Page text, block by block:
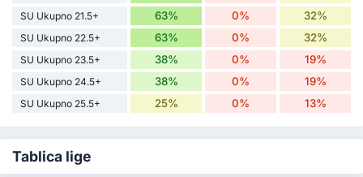
SU Ukupno 21.5+ 63% 0% 32%
SU Ukupno 22.5+ 63% 0% 32%
SU Ukupno 23.5+ 38% 0% 19%
SU Ukupno 24.5+ 38% 0% 19%
SU Ukupno 25.5+ 25% 0% 13%
Tablica lige